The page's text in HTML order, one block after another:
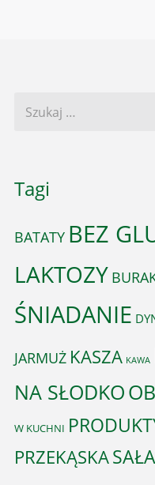
Tagi
BATATY BEZ
LAKTOZY
ŚNIADANIE
JARMUŻ KASZA KAWA
NA SŁODKO
W KUCHNI
PRZEKĄSKA